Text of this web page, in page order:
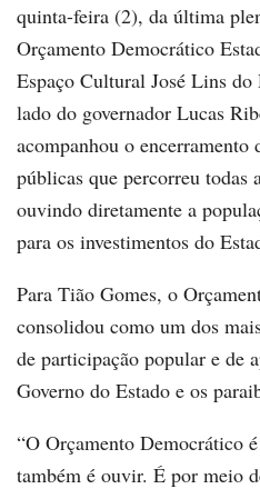
quinta-feira (2), da última
Orçamento Democrático
Espaço Cultural José Lins do
lado do governador Lucas
acompanhou o encerramento
públicas que percorreu todas
ouvindo diretamente a
para os investimentos do
Para Tião Gomes, o
consolidou como um dos
de participação popular e de
Governo do Estado e os
“O Orçamento Democrático
também é ouvir. É por meio